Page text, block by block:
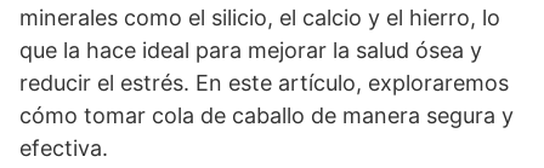
minerales como el silicio, el calcio y el hierro, lo
que la hace ideal para mejorar la salud ósea y
reducir el estrés. En este artículo, exploraremos
cómo tomar cola de caballo de manera segura y
efectiva.